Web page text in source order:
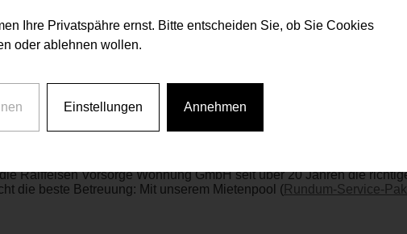
Raiffeisen Vorsorge Wohnung GmbH seit über 20 Jahren die
die beste Betreuung: Mit unserem Mietenpool (Rundum-Service-
Ihre Privatspähre ernst. Bitte entscheiden Sie, ob Sie Cookies
oder ablehnen wollen.
Einstellungen Annehmen